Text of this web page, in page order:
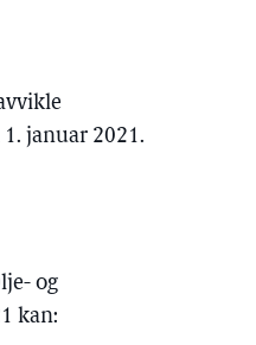
januar 2021.
og
kan: